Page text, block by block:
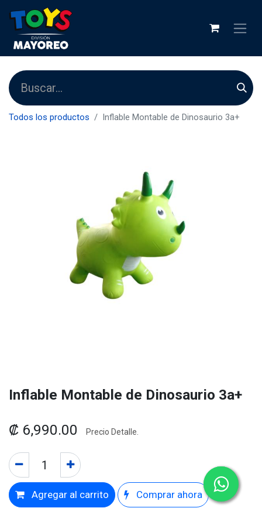
Todos los productos Inflable Montable de Dinosaurio 3a+
Inflable Montable de Dinosaurio 3a+
₡ 6,990.00 Precio Detalle.
Agregar al carrito Comprar ahora